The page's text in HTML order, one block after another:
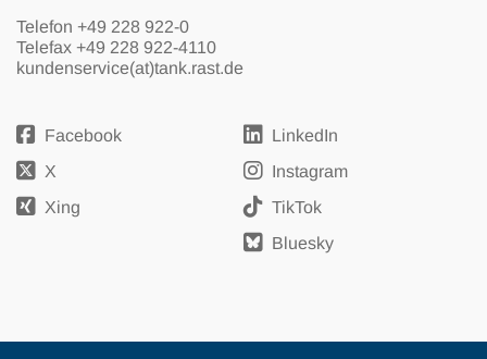
Telefon +49 228 922-0
Telefax +49 228 922-4110
kundenservice(at)tank.rast.de
Facebook
LinkedIn
X
Instagram
Xing
TikTok
Bluesky